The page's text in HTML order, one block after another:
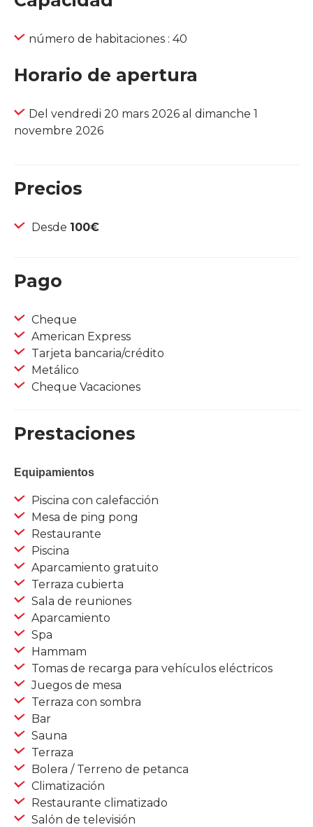
número de habitaciones : 40
Horario de apertura
Del vendredi 20 mars 2026 al dimanche 1
novembre 2026
Precios
Desde 100€
Pago
Cheque
American Express
Tarjeta bancaria/crédito
Metálico
Cheque Vacaciones
Prestaciones
Equipamientos
Piscina con calefacción
Mesa de ping pong
Restaurante
Piscina
Aparcamiento gratuito
Terraza cubierta
Sala de reuniones
Aparcamiento
Spa
Hammam
Tomas de recarga para vehículos eléctricos
Juegos de mesa
Terraza con sombra
Bar
Sauna
Terraza
Bolera / Terreno de petanca
Climatización
Restaurante climatizado
Salón de televisión